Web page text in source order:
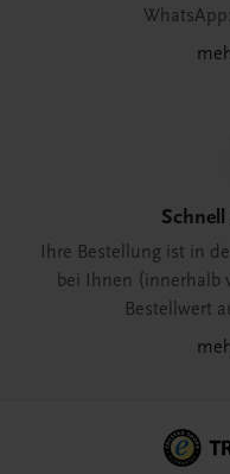
WhatsApp:
Ihre Bestellung ist in
bei Ihnen (innerhalb
Bestellwert